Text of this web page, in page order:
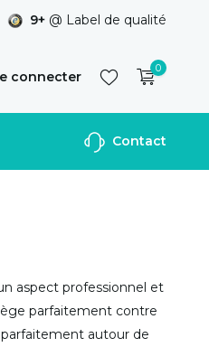
9+ @ Label de qualité
connecter
S'inscrire
0
Contact
aspect professionnel et
parfaitement contre
autour de